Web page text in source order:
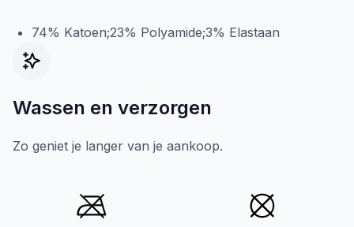
74% Katoen;23% Polyamide;3% Elastaan
Wassen en verzorgen
Zo geniet je langer van je aankoop.